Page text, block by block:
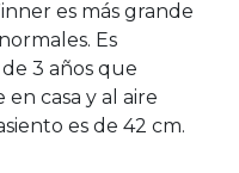
es más grande
Es
3 años que
casa y al aire
es de 42 cm.